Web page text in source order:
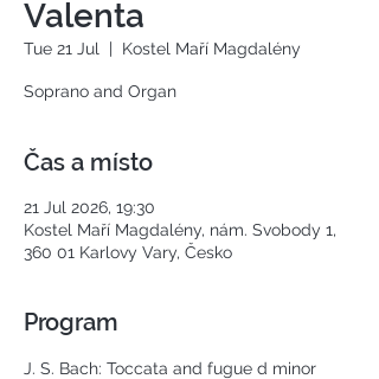
Valenta
Tue 21 Jul
  |
Kostel Maří Magdalény
Soprano and Organ
Čas a místo
21 Jul 2026, 19:30
Kostel Maří Magdalény, nám. Svobody 1,
360 01 Karlovy Vary, Česko
Program
J. S. Bach: Toccata and fugue d minor